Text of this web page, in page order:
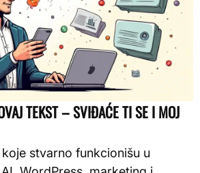
TEKST – SVIĐAĆE TI SE I MOJ
stvarno funkcionišu u